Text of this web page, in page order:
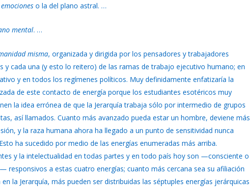
o la del plano astral. …
mental. …
misma, organizada y dirigida por los pensadores y trabajadores
y cada una (y esto lo reitero) de las ramas de trabajo ejecutivo humano; en
y en todos los regímenes políticos. Muy definidamente enfatizaría la
de este contacto de energía porque los estudiantes esotéricos muy
la idea errónea de que la Jerarquía trabaja sólo por intermedio de grupos
así llamados. Cuanto más avanzado pueda estar un hombre, deviene más
y la raza humana ahora ha llegado a un punto de sensitividad nunca
ha sucedido por medio de las energías enumeradas más arriba.
y la intelectualidad en todas partes y en todo país hoy son —consciente o
responsivos a estas cuatro energías; cuanto más cercana sea su afiliación
la Jerarquía, más pueden ser distribuidas las séptuples energías jerárquicas